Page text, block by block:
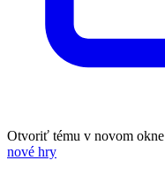
Otvoriť tému v novom okne
nové hry